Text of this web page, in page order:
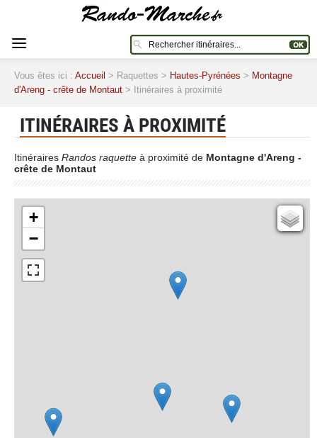
Vous êtes ici : Accueil > Raquettes > Hautes-Pyrénées > Montagne
d'Areng - crête de Montaut > Itinéraires à proximité
ITINÉRAIRES À PROXIMITÉ
Itinéraires Randos raquette à proximité de Montagne d'Areng -
crête de Montaut
+
−